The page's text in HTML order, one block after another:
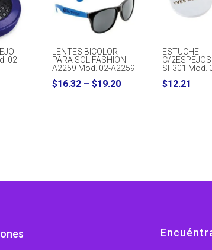
02-
LENTES BICOLOR
PARA SOL FASHION
A2259 Mod. 02-A2259
$16.32 – $19.20Price
ESTUCHE
C/
SF301 Mod.
$12.21